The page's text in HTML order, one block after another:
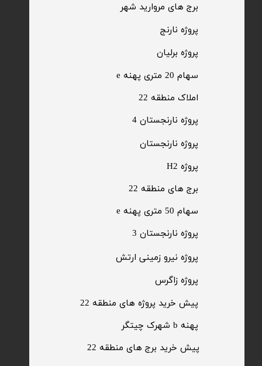
پیش خرید برج های منطقه 22
سهام 20 متری پهنه e​​​​​​​
​سهام 50 متری پهنه e
پهنه b شهرک چیتگر
​املاک منطقه 22
برج های منطقه 22
پیش خرید پروژه های منطقه 22
پروژه برلیان
پروژه H2
​پروژه زاگرس
​پروژه نارنج
​پروژه نارنجستان
​پروژه نیرو زمینی ارتش
​برج های مروارید شهر
پروژه نارنجستان 4
​پروژه نارنجستان 3